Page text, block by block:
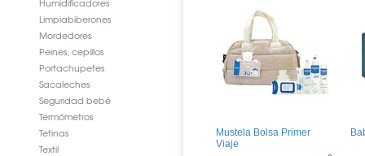
Limpiabiberones
Mordedores
Peines, cepillos
Portachupetes
Sacaleches
Seguridad bebé
Termómetros
Tetinas
Textil
Mustela Bolsa Primer
Viaje